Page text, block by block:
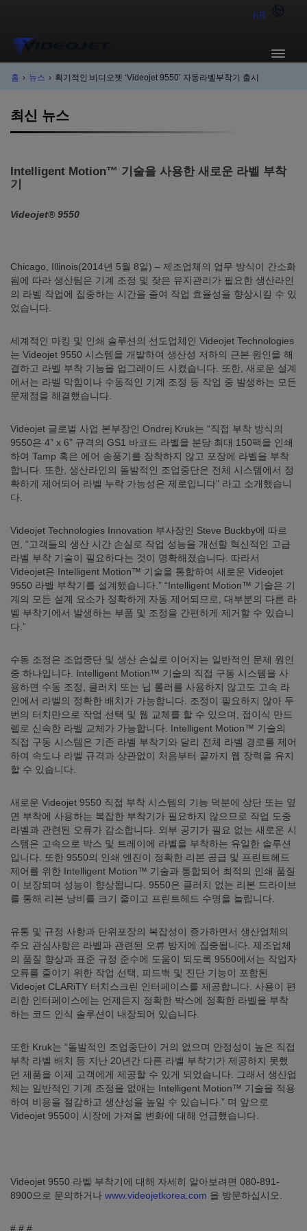
KR
홈 › 뉴스 › 획기적인 비디오젯 ‘Videojet 9550’ 자동라벨부착기 출시
최신 뉴스
Intelligent Motion™ 기술을 사용한 새로운 라벨 부착
기
Videojet® 9550
Chicago, Illinois(2014년 5월 8일) – 제조업체의 업무 방식이 간소화
됨에 따라 생산팀은 기계 조정 및 잦은 유지관리가 필요한 생산라인
의 라벨 작업에 집중하는 시간을 줄여 작업 효율성을 향상시킬 수 있
었습니다.
세계적인 마킹 및 인쇄 솔루션의 선도업체인 Videojet Technologies
는 Videojet 9550 시스템을 개발하여 생산성 저하의 근본 원인을 해
결하고 라벨 부착 기능을 업그레이드 시켰습니다. 또한, 새로운 설계
에서는 라벨 막힘이나 수동적인 기계 조정 등 작업 중 발생하는 모든
문제점을 해결했습니다.
Videojet 글로벌 사업 본부장인 Ondrej Kruk는 “직접 부착 방식의
9550은 4” x 6” 규격의 GS1 바코드 라벨을 분당 최대 150팩을 인쇄
하여 Tamp 혹은 에어 송풍기를 장착하지 않고 포장에 라벨을 부착
합니다. 또한, 생산라인의 돌발적인 조업중단은 전체 시스템에서 정
확하게 제어되어 라벨 누락 가능성은 제로입니다” 라고 소개했습니
다.
Videojet Technologies Innovation 부사장인 Steve Buckby에 따르
면, “고객들의 생산 시간 손실로 작업 성능을 개선할 혁신적인 고급
라벨 부착 기술이 필요하다는 것이 명확해졌습니다. 따라서
Videojet은 Intelligent Motion™ 기술을 통합하여 새로운 Videojet
9550 라벨 부착기를 설계했습니다.” “Intelligent Motion™ 기술은 기
계의 모든 설계 요소가 정확하게 자동 제어되므로, 대부분의 다른 라
벨 부착기에서 발생하는 부품 및 조정을 간편하게 제거할 수 있습니
다.”
수동 조정은 조업중단 및 생산 손실로 이어지는 일반적인 문제 원인
중 하나입니다. Intelligent Motion™ 기술의 직접 구동 시스템을 사
용하면 수동 조정, 클러치 또는 닙 롤러를 사용하지 않고도 고속 라
인에서 라벨의 정확한 배치가 가능합니다. 조정이 필요하지 않아 두
번의 터치만으로 작업 선택 및 웹 교체를 할 수 있으며, 접이식 만드
렐로 신속한 라벨 교체가 가능합니다. Intelligent Motion™ 기술의
직접 구동 시스템은 기존 라벨 부착기와 달리 전체 라벨 경로를 제어
하여 속도나 라벨 규격과 상관없이 처음부터 끝까지 웹 장력을 유지
할 수 있습니다.
새로운 Videojet 9550 직접 부착 시스템의 기능 덕분에 상단 또는 옆
면 부착에 사용하는 복잡한 부착기가 필요하지 않으므로 작업 도중
라벨과 관련된 오류가 감소합니다. 외부 공기가 필요 없는 새로운 시
스템은 고속으로 박스 및 트레이에 라벨을 부착하는 유일한 솔루션
입니다. 또한 9550의 인쇄 엔진이 정확한 리본 공급 및 프린트헤드
제어를 위한 Intelligent Motion™ 기술과 통합되어 최적의 인쇄 품질
이 보장되며 성능이 향상됩니다. 9550은 클러치 없는 리본 드라이브
를 통해 리본 낭비를 크기 줄이고 프린트헤드 수명을 늘립니다.
유통 및 규정 사항과 단위포장의 복잡성이 증가하면서 생산업체의
주요 관심사항은 라벨과 관련된 오류 방지에 집중됩니다. 제조업체
의 품질 향상과 표준 규정 준수에 도움이 되도록 9550에서는 작업자
오류를 줄이기 위한 작업 선택, 피드백 및 진단 기능이 포함된
Videojet CLARiTY 터치스크린 인터페이스를 제공합니다. 사용이 편
리한 인터페이스에는 언제든지 정확한 박스에 정확한 라벨을 부착
하는 코드 인식 솔루션이 내장되어 있습니다.
또한 Kruk는 “돌발적인 조업중단이 거의 없으며 안정성이 높은 직접
부착 라벨 배치 등 지난 20년간 다른 라벨 부착기가 제공하지 못했
던 제품을 이제 고객에게 제공할 수 있게 되었습니다. 그래서 생산업
체는 일반적인 기계 조정을 없애는 Intelligent Motion™ 기술을 적용
하여 비용을 절감하고 생산성을 높일 수 있습니다.” 며 앞으로
Videojet 9550이 시장에 가져올 변화에 대해 언급했습니다.
Videojet 9550 라벨 부착기에 대해 자세히 알아보려면 080-891-
8900으로 문의하거나 www.videojetkorea.com 을 방문하십시오.
# # #